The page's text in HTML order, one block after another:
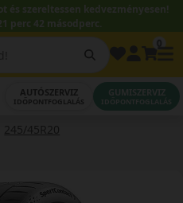
és szereltessen kedvezményesen!
perc 42 másodperc.
AUTÓSZERVIZ
IDŐPONTFOGLALÁS
GUMISZERVIZ
IDŐPONTFOGLALÁS
245/45R20